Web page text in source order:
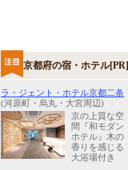
京都府の宿・ホテル[PR]
ラ・ジェント・ホテル京都二条
(河原町・烏丸・大宮周辺)
京の上質な空
間『和モダン
ホテル』木の
香りを感じる
大浴場付き